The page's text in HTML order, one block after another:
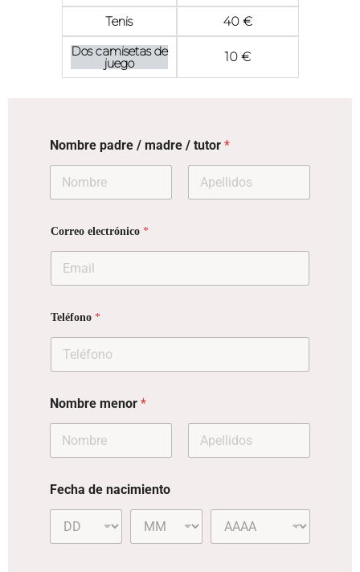
Tenis
40 €
Dos camisetas de
juego 10 €
Nombre padre / madre / tutor *
Correo electrónico *
Teléfono *
Nombre menor *
Fecha de nacimiento